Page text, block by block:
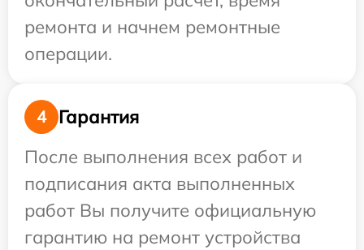
ремонта и начнем ремонтные
операции.
4
Гарантия
После выполнения всех работ и
подписания акта выполненных
работ Вы получите официальную
гарантию на ремонт устройства